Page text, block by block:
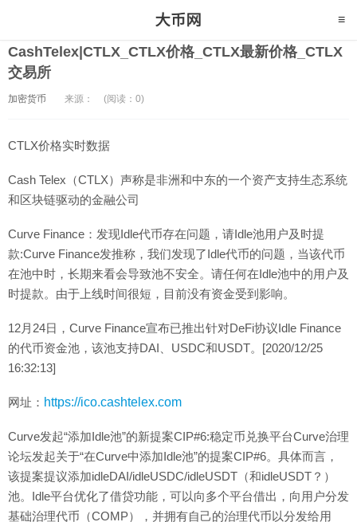
CashTelex|CTLX_CTLX价格_CTLX最新价格_CTLX
交易所
加密货币 来源： (阅读：0)
CTLX价格实时数据
Cash Telex（CTLX）声称是非洲和中东的一个资产支持生态系统
和区块链驱动的金融公司
Curve Finance：发现Idle代币存在问题，请Idle池用户及时提
款:Curve Finance发推称，我们发现了Idle代币的问题，当该代币
在池中时，长期来看会导致池不安全。请任何在Idle池中的用户及
时提款。由于上线时间很短，目前没有资金受到影响。
12月24日，Curve Finance宣布已推出针对DeFi协议Idle Finance
的代币资金池，该池支持DAI、USDC和USDT。[2020/12/25
16:32:13]
网址： https://ico.cashtelex.com
Curve发起“添加Idle池”的新提案CIP#6:稳定币兑换平台Curve治理
论坛发起关于“在Curve中添加Idle池”的提案CIP#6。具体而言，
该提案提议添加idleDAI/idleUSDC/idleUSDT（和idleUSDT？）
池。Idle平台优化了借贷功能，可以向多个平台借出，向用户分发
基础治理代币（COMP），并拥有自己的治理代币以分发给用